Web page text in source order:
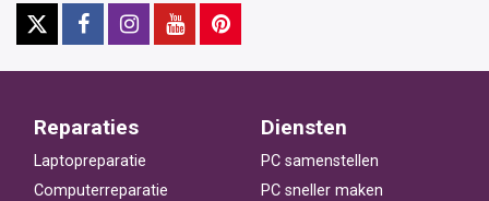
Reparaties
Laptopreparatie
Computerreparatie
Diensten
PC samenstellen
PC sneller maken